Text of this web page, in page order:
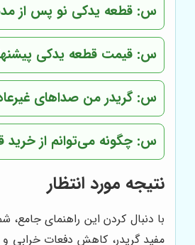
س: قطعه یدکی نو پس از
س: قیمت قطعه یدکی
س: گریدر من صداهای
س: چگونه می‌توانم از
نتیجه مورد انتظار
با دنبال کردن این راهنمای جامع،
مفید گریدر، کاهش دفعات خرابی